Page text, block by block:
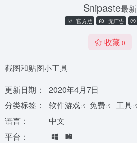
Snipaste最新
官方版 无广告
收藏 0
截图和贴图小工具
更新日期：
2020年4月7日
分类标签：
软件游戏 免费 工具
语言：
中文
平台：